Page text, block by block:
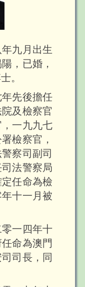
九月出生
，已婚，
。
先後擔任
及檢察官
一九九七
檢察官，
察司副司
法警察局
任命為檢
十一月被
一四年十
命為澳門
司長，同